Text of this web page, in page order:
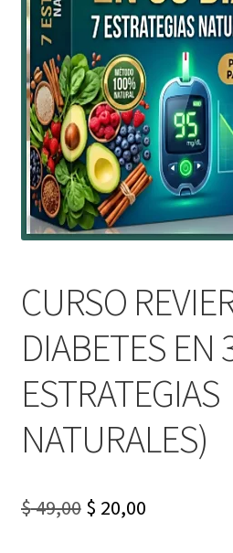
CURSO
DIABETES EN
ESTRATEGIAS
NATURALES)
$49,00 Original
$ 20,00Current